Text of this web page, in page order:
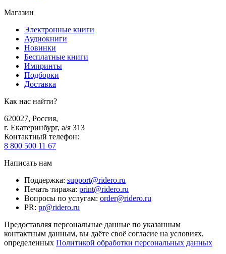
Магазин
Электронные книги
Аудиокниги
Новинки
Бесплатные книги
Импринты
Подборки
Доставка
Как нас найти?
620027, Россия,
г. Екатеринбург, а/я 313
Контактный телефон:
8 800 500 11 67
Написать нам
Поддержка: support@ridero.ru
Печать тиража: print@ridero.ru
Вопросы по услугам: order@ridero.ru
PR: pr@ridero.ru
Предоставляя персональные данные по указанным
контактным данным, вы даёте своё согласие на условиях,
определенных Политикой обработки персональных данных